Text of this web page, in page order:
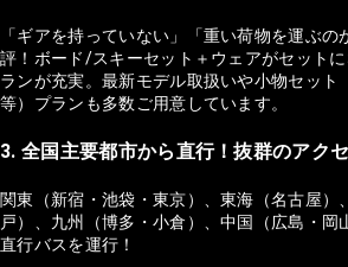
「ギアを持っていない」「重い荷物を運ぶ
評！ボード/スキーセット＋ウェアがセット
ランが充実。最新モデル取扱いや小物セット
等）プランも多数ご用意しています。
3. 全国主要都市から直行！抜群のアク
関東（新宿・池袋・東京）、東海（名古屋）
戸）、九州（博多・小倉）、中国（広島・岡
直行バスを運行！